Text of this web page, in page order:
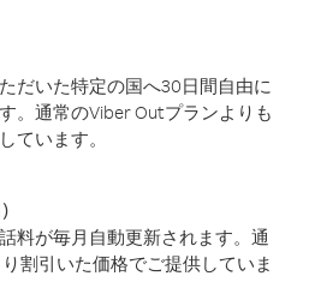
だいた特定の国へ30日間自由に
。通常のViber Outプランよりも
ています。
料が毎月自動更新されます。通
割引いた価格でご提供していま